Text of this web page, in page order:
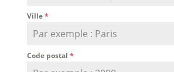
Ville*
Code postal *